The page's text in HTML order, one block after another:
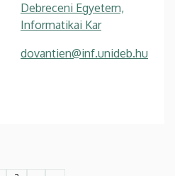
Debreceni Egyetem,
Informatikai Kar
dovantien@inf.unideb.hu